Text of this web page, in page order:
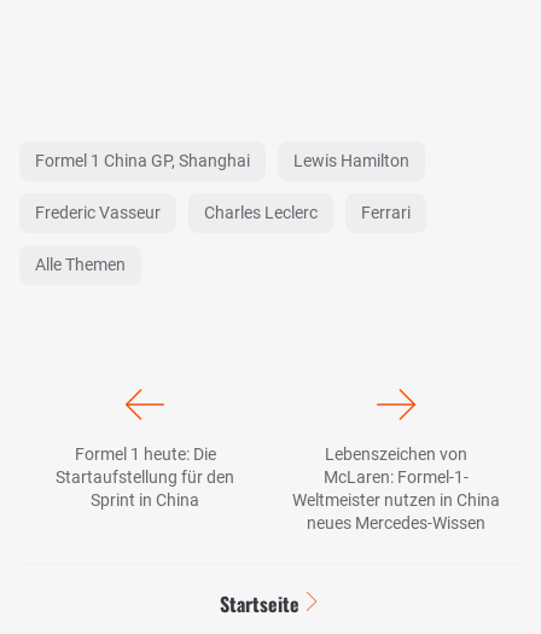
Formel 1 China GP, Shanghai Lewis Hamilton
Frederic Vasseur Charles Leclerc Ferrari
Alle Themen
Formel 1 heute: Die
Startaufstellung für den
Sprint in China
Lebenszeichen von
McLaren: Formel-1-
Weltmeister nutzen in China
neues Mercedes-Wissen
Startseite